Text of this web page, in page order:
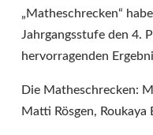
„Matheschrecken“
Jahrgangsstufe den 4.
hervorragenden
Die Matheschrecken:
Matti Rösgen, Roukaya